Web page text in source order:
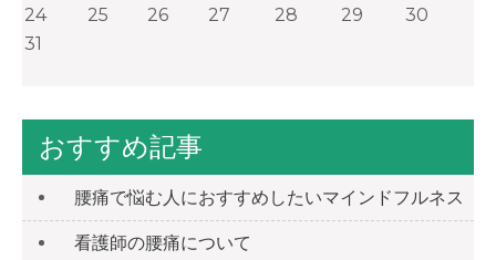
24
25 26 27 28 29
30
31
おすすめ記事
腰痛で悩む人におすすめしたいマインドフルネス
看護師の腰痛について